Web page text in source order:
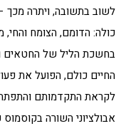
לשוב בתשובה, ויתרה
כולה: הדומם, הצומח
בחשכת הליל של החטאים
החיים כולם, הפועל את
לקראת התקדמותם
אבולציוני השורה